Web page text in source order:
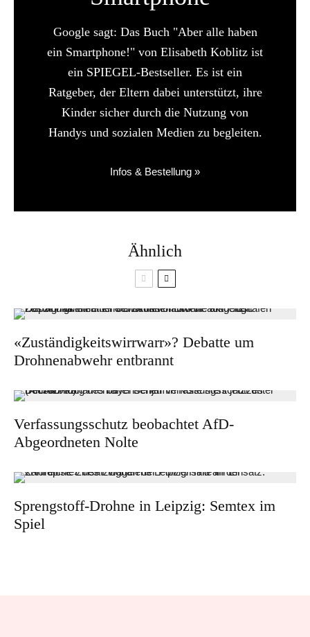
Google sagt: Das Buch "Aber alle haben
ein Smartphone!" von Elisabeth Koblitz ist
ein SPIEGEL-Bestseller. Es ist ein
Ratgeber, der Eltern dabei unterstützt, ihre
Kinder sicher durch die Nutzung von
Handys und sozialen Medien zu begleiten.
Infos & Bestellung »
Ähnlich
«Zuständigkeitswirrwarr»? Debatte um
Drohnenabwehr entbrannt
Verfassungsschutz beobachtet AfD-
Abgeordneten Nolte
Sprengstoff-Drohne in Leipzig: Semtex im
Spiel